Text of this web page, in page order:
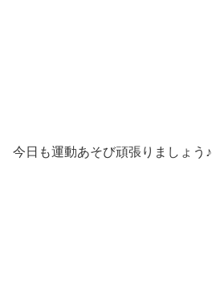
今日も運動あそび頑張りましょう♪